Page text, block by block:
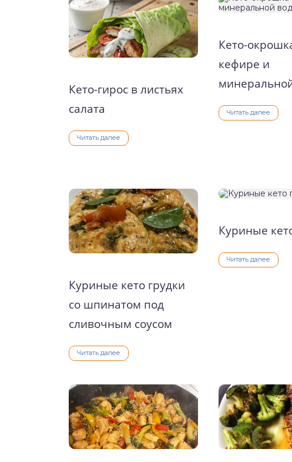
Кето-гирос в листьях
салата
Читать далее
Кето-
кефире и
Читать далее
Куриные кето грудки
со шпинатом под
сливочным соусом
Читать далее
Куриные
Читать далее